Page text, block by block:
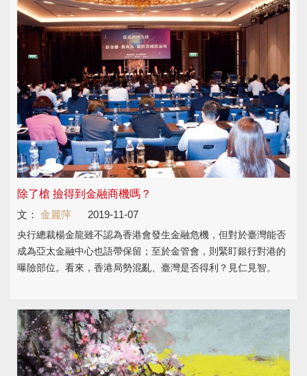
除了槍 撿得到金融商機嗎？
文： 金麗萍 2019-11-07
央行總裁楊金龍雖不認為香港會發生金融危機，但對於臺灣能否
成為亞太金融中心也語帶保留；至於金管會，則緊盯銀行對港的
曝險部位。看來，香港局勢混亂、臺灣是否得利？見仁見智。